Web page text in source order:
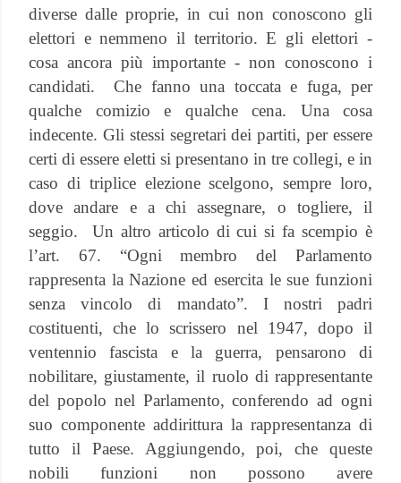
diverse dalle proprie, in cui non conoscono gli
elettori e nemmeno il territorio. E gli elettori -
cosa ancora più importante - non conoscono i
candidati.
Che fanno una toccata e fuga, per
qualche comizio e qualche cena. Una cosa
indecente. Gli stessi segretari dei partiti, per essere
certi di essere eletti si presentano in tre collegi, e in
caso di triplice elezione scelgono, sempre loro,
dove andare e a chi assegnare, o togliere, il
seggio.
Un altro articolo di cui si fa scempio è
l’art. 67. “Ogni membro del Parlamento
rappresenta la Nazione ed esercita le sue funzioni
senza vincolo di mandato”. I nostri padri
costituenti, che lo scrissero nel 1947, dopo il
ventennio fascista e la guerra, pensarono di
nobilitare, giustamente, il ruolo di rappresentante
del popolo nel Parlamento, conferendo ad ogni
suo componente addirittura la rappresentanza di
tutto il Paese. Aggiungendo, poi, che queste
nobili funzioni non possono avere